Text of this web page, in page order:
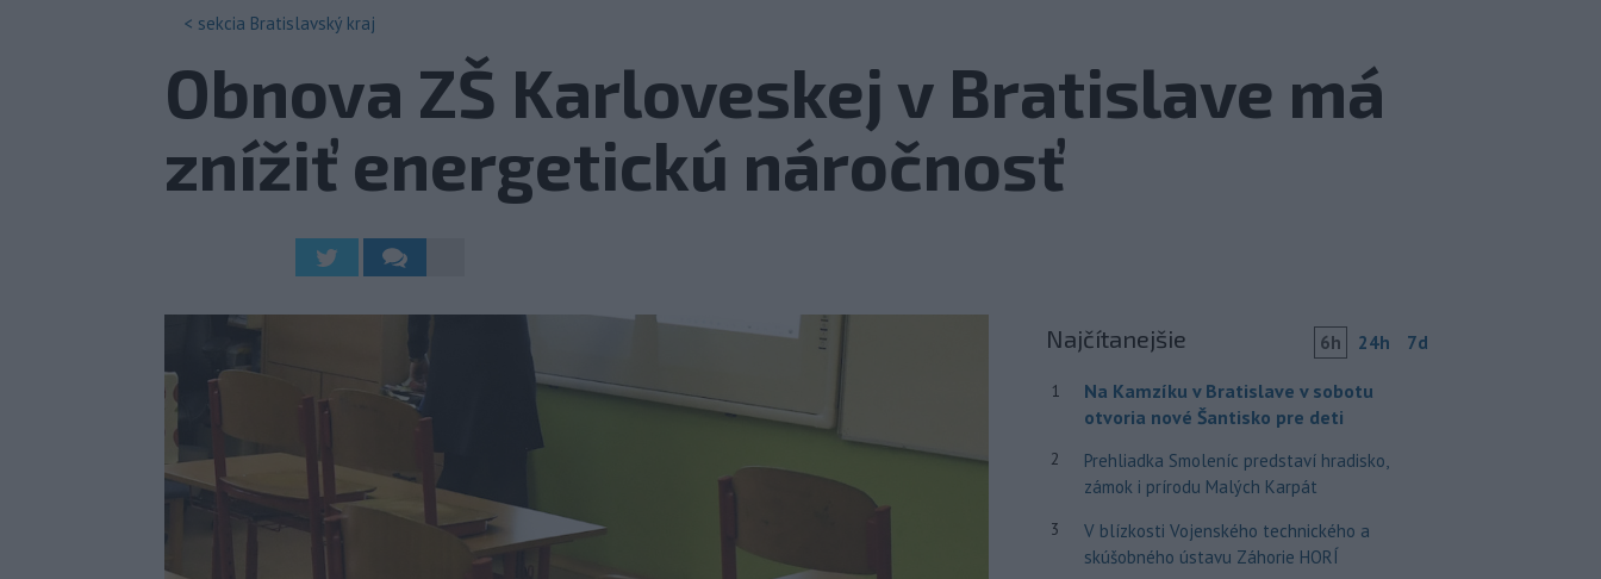
< sekcia Bratislavský kraj
Obnova ZŠ Karloveskej v Bratislave má
znížiť energetickú náročnosť
Najčítanejšie 6h 24h 7d
1
Na Kamzíku v Bratislave v sobotu
otvoria nové Šantisko pre deti
2
Prehliadka Smoleníc predstaví hradisko,
zámok i prírodu Malých Karpát
3
V blízkosti Vojenského technického a
skúšobného ústavu Záhorie HORÍ